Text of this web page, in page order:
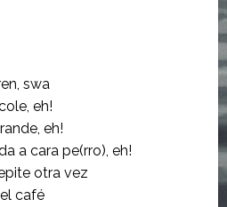
swa
eh!
eh!
a cara pe(rro), eh!
otra vez
café